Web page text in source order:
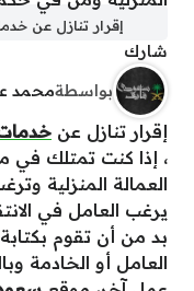
إقرار تنازل عن
شارك
بواسطةمحمد
إقرار تنازل عن خدمات
، إذا كنت تمتلك في
العمالة المنزلية
يرغب العامل في
بد من أن تقوم بكتابة
العامل أو الخادمة